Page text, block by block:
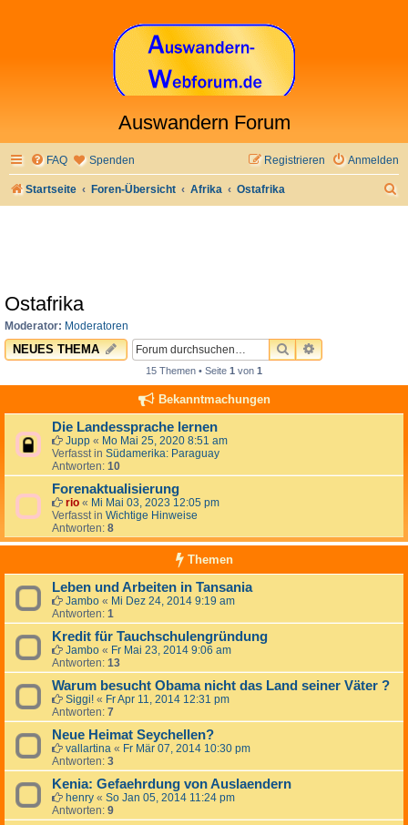
Auswandern Forum
FAQ Spenden Anmelden
Registrieren
Startseite Foren-Übersicht Afrika Ostafrika
Ostafrika
Moderator: Moderatoren
NEUES THEMA SUCHEERWEITERTE
15 Themen • Seite 1 von 1
Bekanntmachungen
Die Landessprache lernen
Jupp « Mo Mai 25, 2020 8:51 am
Verfasst in Südamerika: Paraguay
Antworten: 10
Forenaktualisierung
rio « Mi Mai 03, 2023 12:05 pm
Verfasst in Wichtige Hinweise
Antworten: 8
Themen
Leben und Arbeiten in Tansania
Jambo « Mi Dez 24, 2014 9:19 am
Antworten: 1
Kredit für Tauchschulengründung
Jambo « Fr Mai 23, 2014 9:06 am
Antworten: 13
Warum besucht Obama nicht das Land seiner Väter ?
Siggi! « Fr Apr 11, 2014 12:31 pm
Antworten: 7
Neue Heimat Seychellen?
vallartina « Fr Mär 07, 2014 10:30 pm
Antworten: 3
Kenia: Gefaehrdung von Auslaendern
henry « So Jan 05, 2014 11:24 pm
Antworten: 9